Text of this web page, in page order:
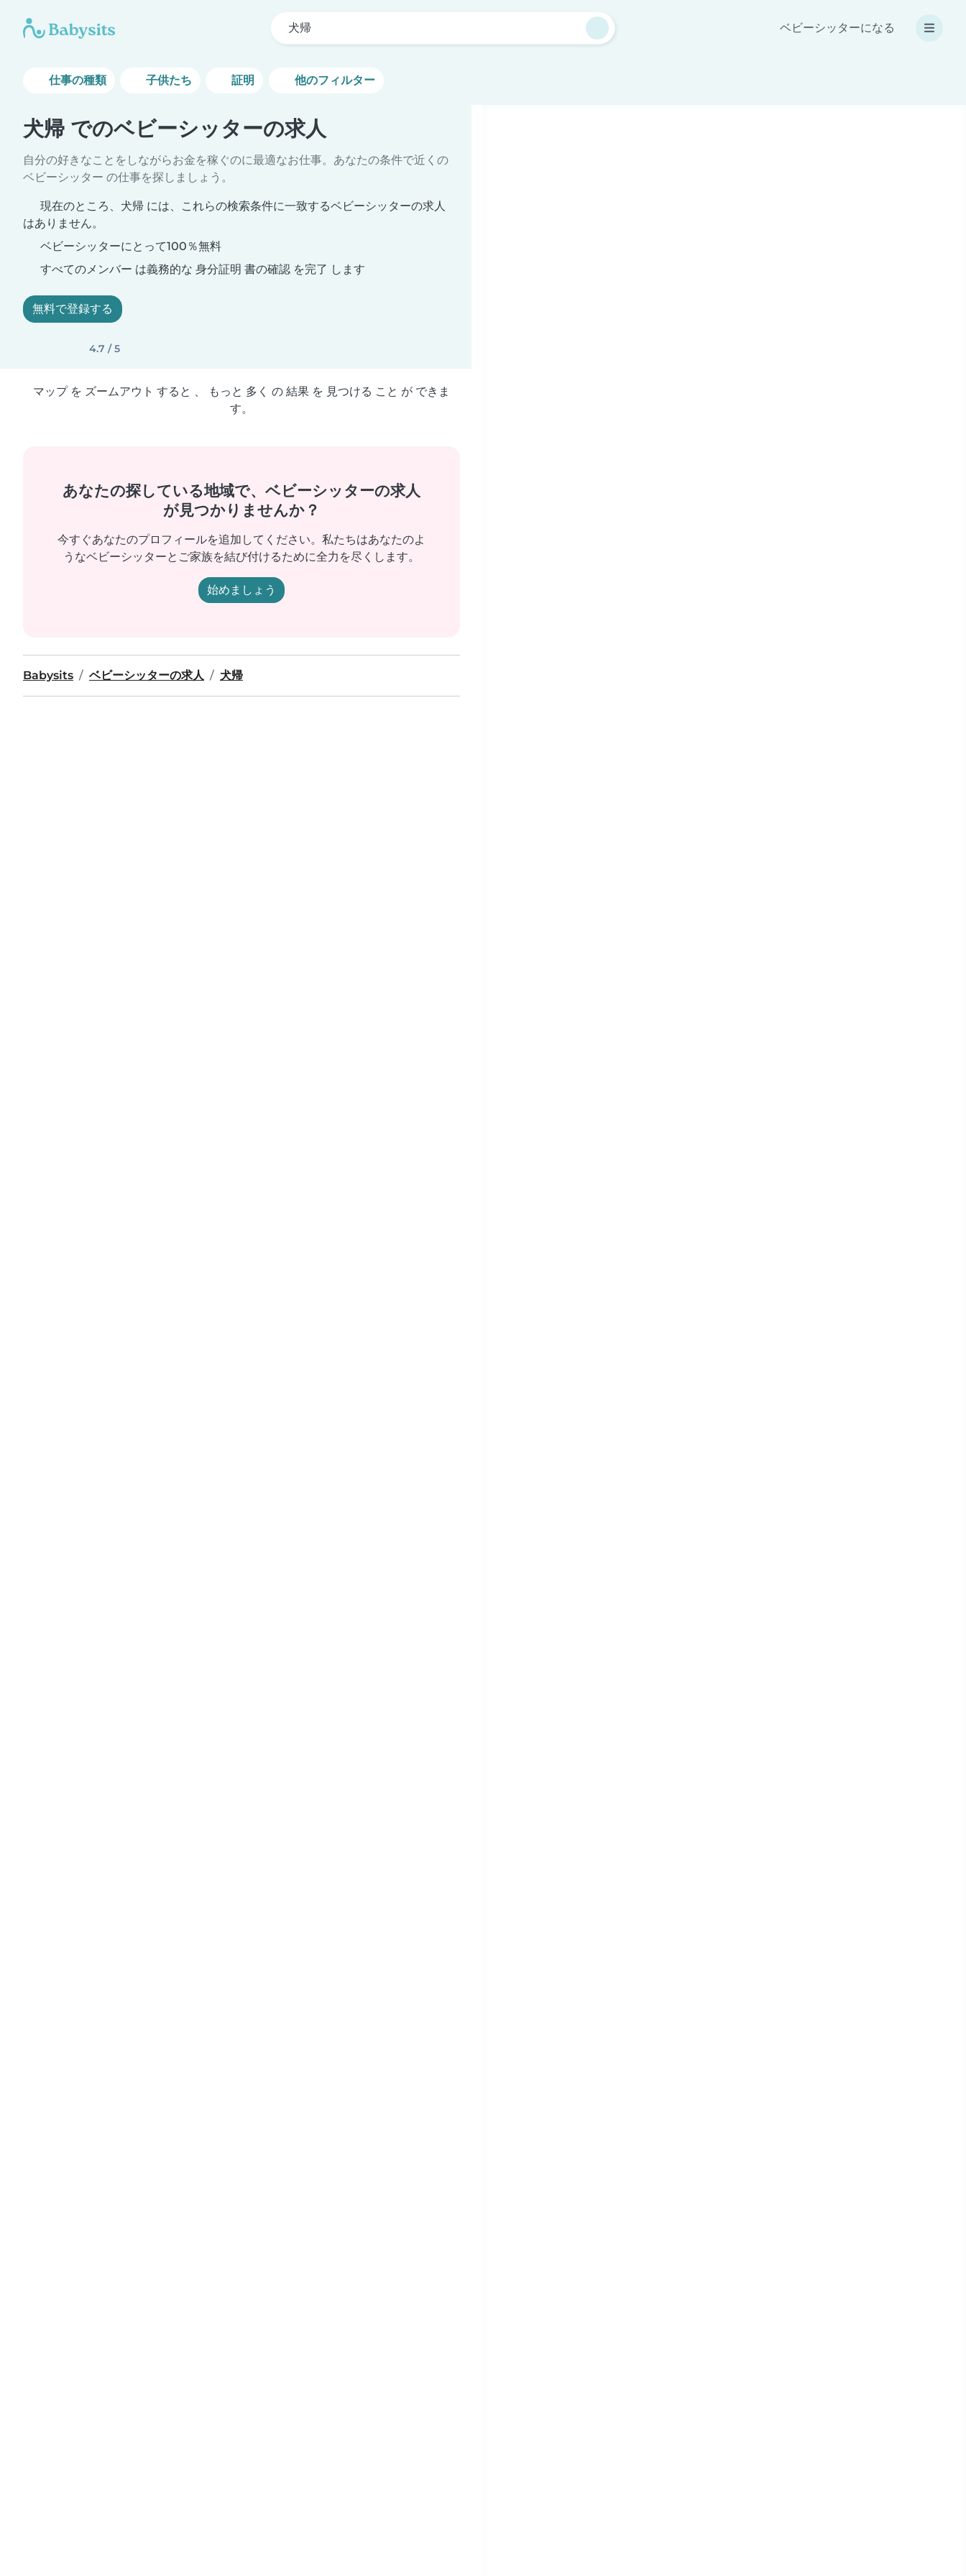
犬帰 ベビーシッターになる
仕事の種類 子供たち 証明 他のフィルター
犬帰 でのベビーシッターの求人
自分の好きなことをしながらお金を稼ぐのに最適なお仕事。あなたの条件で近くの
ベビーシッター の仕事を探しましょう。
現在のところ、犬帰 には、これらの検索条件に一致するベビーシッターの求人
はありません。
ベビーシッターにとって100％無料
すべてのメンバー は義務的な 身分証明 書の確認 を完了 します
無料で登録する
4.7 / 5
マップ を ズームアウト すると 、 もっと 多く の 結果 を 見つける こと が できま
す。
あなたの探している地域で、ベビーシッターの求人
が見つかりませんか？
今すぐあなたのプロフィールを追加してください。私たちはあなたのよ
うなベビーシッターとご家族を結び付けるために全力を尽くします。
始めましょう
Babysits ベビーシッターの求人 犬帰